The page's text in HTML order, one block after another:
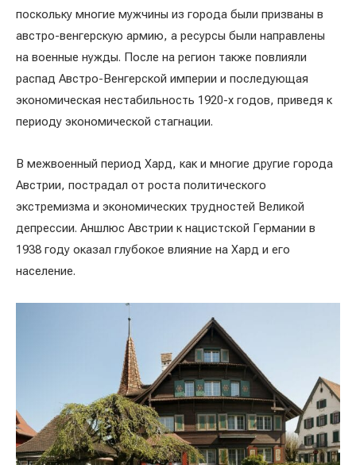
поскольку многие мужчины из города были призваны в
австро-венгерскую армию, а ресурсы были направлены
на военные нужды. После на регион также повлияли
распад Австро-Венгерской империи и последующая
экономическая нестабильность 1920-х годов, приведя к
периоду экономической стагнации.
В межвоенный период Хард, как и многие другие города
Австрии, пострадал от роста политического
экстремизма и экономических трудностей Великой
депрессии. Аншлюс Австрии к нацистской Германии в
1938 году оказал глубокое влияние на Хард и его
население.